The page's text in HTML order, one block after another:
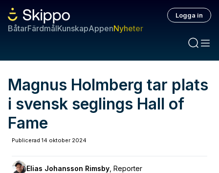
BåtarFärdmålKunskapAppenNyheter
Logga in
Magnus Holmberg tar plats
i svensk seglings Hall of
Fame
Publicerad 14 oktober 2024
Elias Johansson Rimsby Reporter